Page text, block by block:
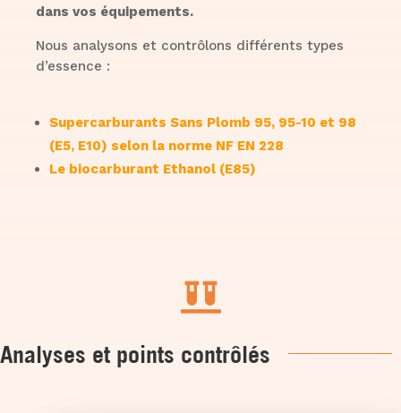
dans vos équipements.
Nous analysons et contrôlons différents types
d’essence :
Supercarburants Sans Plomb 95, 95-10 et 98
(E5, E10) selon la norme NF EN 228
Le biocarburant Ethanol (E85)

Analyses et points contrôlés